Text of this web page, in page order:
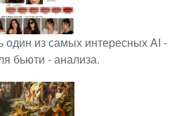
один из самых интересных AI -
бьюти - анализа.